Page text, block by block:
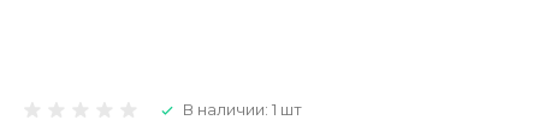
В наличии: 1 шт